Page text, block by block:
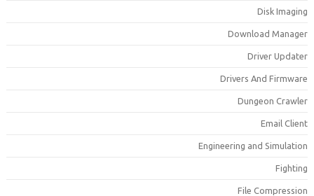
Disk
Download
Driver
Drivers And
Dungeon
Email
Engineering and
File